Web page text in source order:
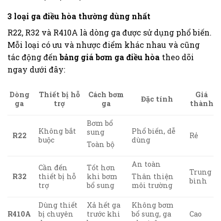
3 loại ga điều hòa thường dùng nhất
R22, R32 và R410A là dòng ga được sử dụng phổ biến.
Mỗi loại có ưu và nhược điểm khác nhau và cũng
tác động đếnbảng giá bơm ga điều hòa theo dõi
ngay dưới đây:
Dòng
ga
Thiết bị hỗ
trợ
Cách bơm
ga
Đặc tính
Giá
thành
R22
Không bắt
buộc
Bơm bổ
sung
Toàn bộ
Phổ biến, dễ
dùng
Rẻ
R32
Cần đến
thiết bị hỗ
trợ
Tốt hơn
khi bơm
bổ sung
An toàn
Thân thiện
môi trường
Trung
bình
R410A
Dùng thiết
bị chuyên
Xả hết ga
trước khi
Không bơm
bổ sung, ga
Cao